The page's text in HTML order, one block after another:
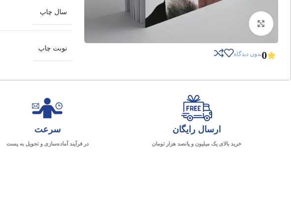
0بدون دیدگاه
سال چاپ
نوبت چاپ
ارسال رایگان
خرید بالای یک میلیون و پانصد هزار تومان
سرعت
در فرآیند آماده‌سازی و تحویل به پست